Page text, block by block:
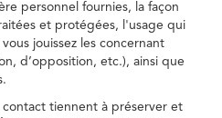
personnel fournies, la façon
et protégées, l'usage qui
jouissez les concernant
d’opposition, etc.), ainsi que
contact tiennent à préserver et